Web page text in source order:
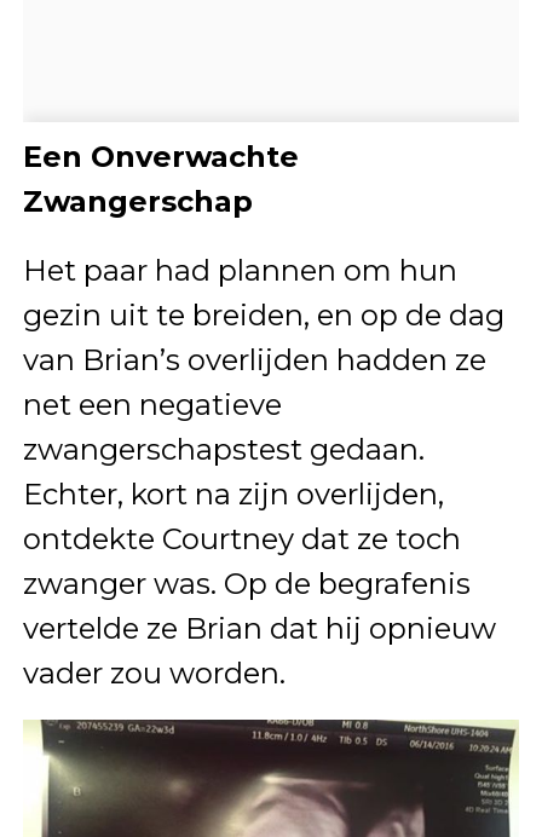
Een Onverwachte
Zwangerschap
Het paar had plannen om hun
gezin uit te breiden, en op de dag
van Brian’s overlijden hadden ze
net een negatieve
zwangerschapstest gedaan.
Echter, kort na zijn overlijden,
ontdekte Courtney dat ze toch
zwanger was. Op de begrafenis
vertelde ze Brian dat hij opnieuw
vader zou worden.